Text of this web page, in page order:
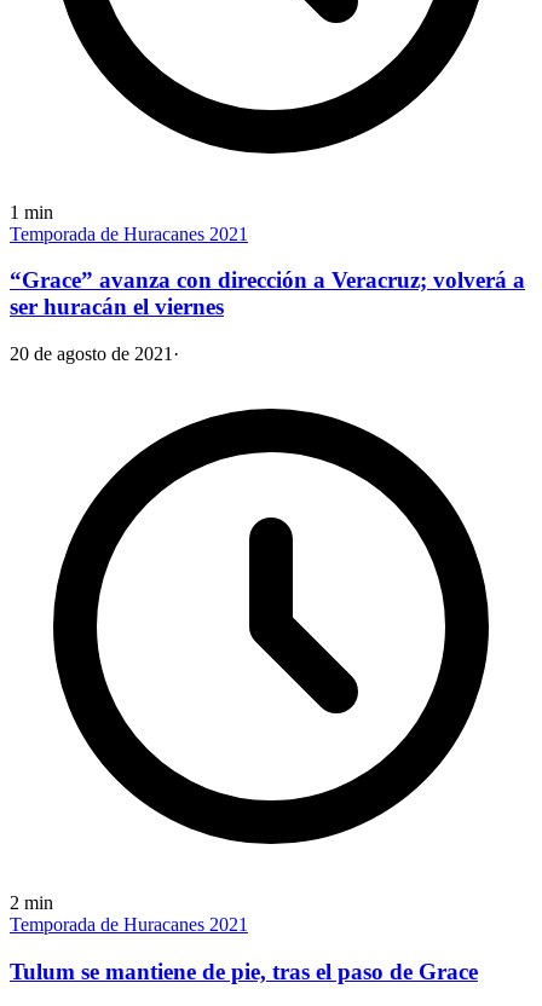
1 min
Temporada de Huracanes 2021
“Grace” avanza con dirección a Veracruz; volverá a
ser huracán el viernes
20 de agosto de 2021 ·
2 min
Temporada de Huracanes 2021
Tulum se mantiene de pie, tras el paso de Grace